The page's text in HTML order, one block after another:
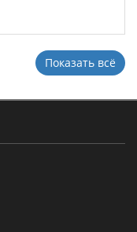
Показать всё